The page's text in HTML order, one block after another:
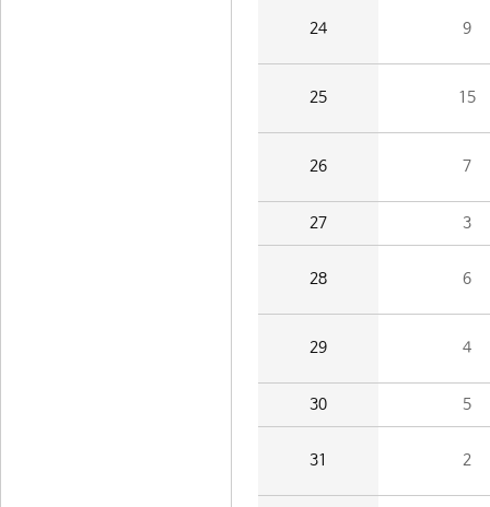
24 9
25 15
26 7
27 3
28 6
29 4
30 5
31 2